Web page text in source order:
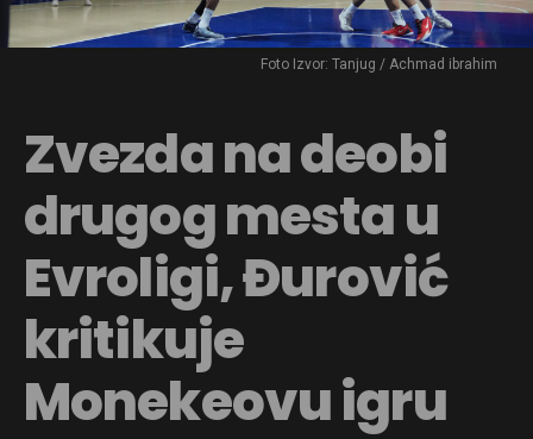
Foto Izvor: Tanjug / Achmad ibrahim
Zvezda na deobi
drugog mesta u
Evroligi, Đurović
kritikuje
Monekeovu igru